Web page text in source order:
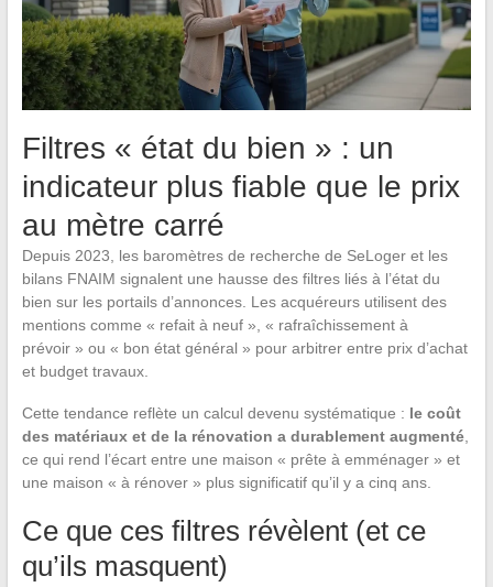
Filtres « état du bien » : un
indicateur plus fiable que le prix
au mètre carré
Depuis 2023, les baromètres de recherche de SeLoger et les
bilans FNAIM signalent une hausse des filtres liés à l’état du
bien sur les portails d’annonces. Les acquéreurs utilisent des
mentions comme « refait à neuf », « rafraîchissement à
prévoir » ou « bon état général » pour arbitrer entre prix d’achat
et budget travaux.
Cette tendance reflète un calcul devenu systématique : le coût
des matériaux et de la rénovation a durablement augmenté,
ce qui rend l’écart entre une maison « prête à emménager » et
une maison « à rénover » plus significatif qu’il y a cinq ans.
Ce que ces filtres révèlent (et ce
qu’ils masquent)